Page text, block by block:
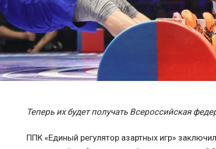
Теперь их будет получать Всероссийская
ППК «Единый регулятор азартных игр»